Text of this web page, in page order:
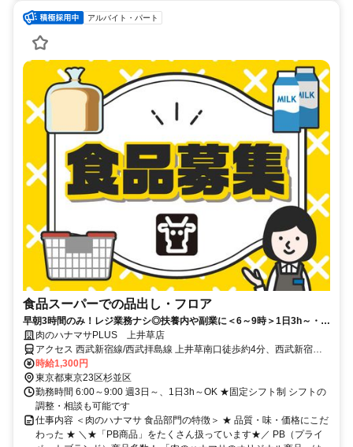
アルバイト・パート
食品スーパーでの品出し・フロア
早朝3時間のみ！レジ業務ナシ◎扶養内や副業に＜6～9時＞1日3h～・週
3日～OK！フリーター活躍中
肉のハナマサPLUS 上井草店
アクセス 西武新宿線/西武拝島線 上井草南口徒歩約4分、西武新宿線
井荻南口徒歩約9分、西武新宿線 上石神井南口徒歩約19分
時給1,300円
東京都東京23区杉並区
勤務時間 6:00～9:00 週3日～、1日3h～OK ★固定シフト制 シフトの
調整・相談も可能です
仕事内容 ＜肉のハナマサ 食品部門の特徴＞ ★ 品質・味・価格にこだ
わった ★ ＼★「PB商品」をたくさん扱っています★／ PB（プライ